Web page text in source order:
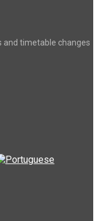
and timetable changes